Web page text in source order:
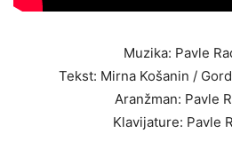
Muzika: Pavle
Tekst: Mirna Košanin /
Aranžman: Pavle
Klavijature: Pavle